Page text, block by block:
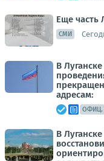
Еще часть
СМИ
В
адресам:
ОФИЦ.
В